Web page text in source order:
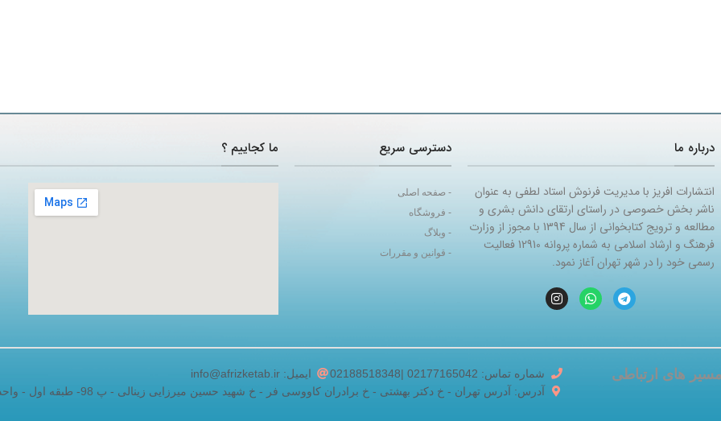
درباره ما
انتشارات افریز با مدیریت فرنوش استاد لطفی به عنوان
ناشر بخش خصوصی در راستای ارتقای دانش بشری و
مطالعه و ترویج کتابخوانی از سال 1394 با مجوز از وزارت
فرهنگ و ارشاد اسلامی به شماره پروانه 12910 فعالیت
رسمی خود را در شهر تهران آغاز نمود.
دسترسی سریع
- صفحه اصلی
- فروشگاه
- وبلاگ
- قوانین و مقررات
ما کجاییم ؟
های ارتباطی شماره تماس: 02177165042 |02188518348
ایمیل: info@afrizketab.ir
آدرس: آدرس تهران - خ دکتر بهشتی - خ برادران کاووسی فر - خ شهید حسین میرزایی زینالی - پ 98- طبقه اول - واحد 5